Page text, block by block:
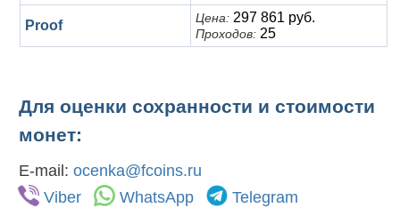
Proof Цена: 297 861 руб.
Проходов: 25
Для оценки сохранности и стоимости
монет:
E-mail: ocenka@fcoins.ru
Viber
WhatsApp Telegram